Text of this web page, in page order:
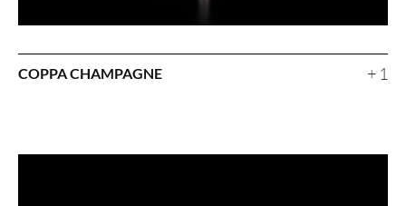
COPPA CHAMPAGNE + 1